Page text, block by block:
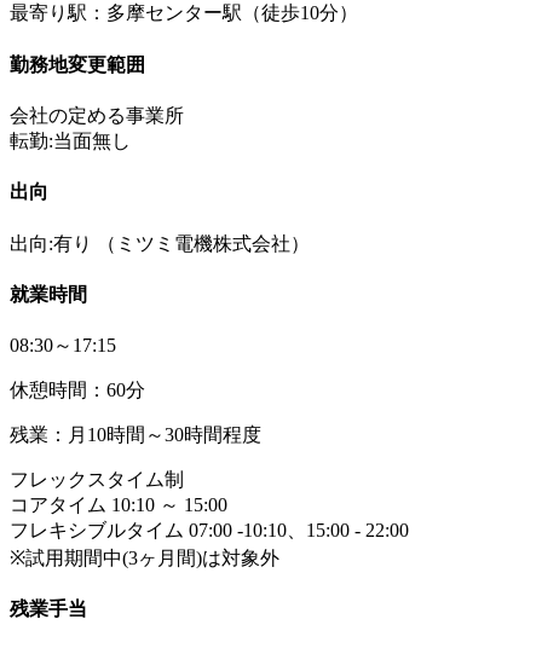
最寄り駅：多摩センター駅（徒歩10分）
勤務地変更範囲
会社の定める事業所
転勤:当面無し
出向
出向:有り （ミツミ電機株式会社）
就業時間
08:30～17:15
休憩時間：60分
残業：月10時間～30時間程度
フレックスタイム制
コアタイム 10:10 ～ 15:00
フレキシブルタイム 07:00 -10:10、15:00 - 22:00
※試用期間中(3ヶ月間)は対象外
残業手当